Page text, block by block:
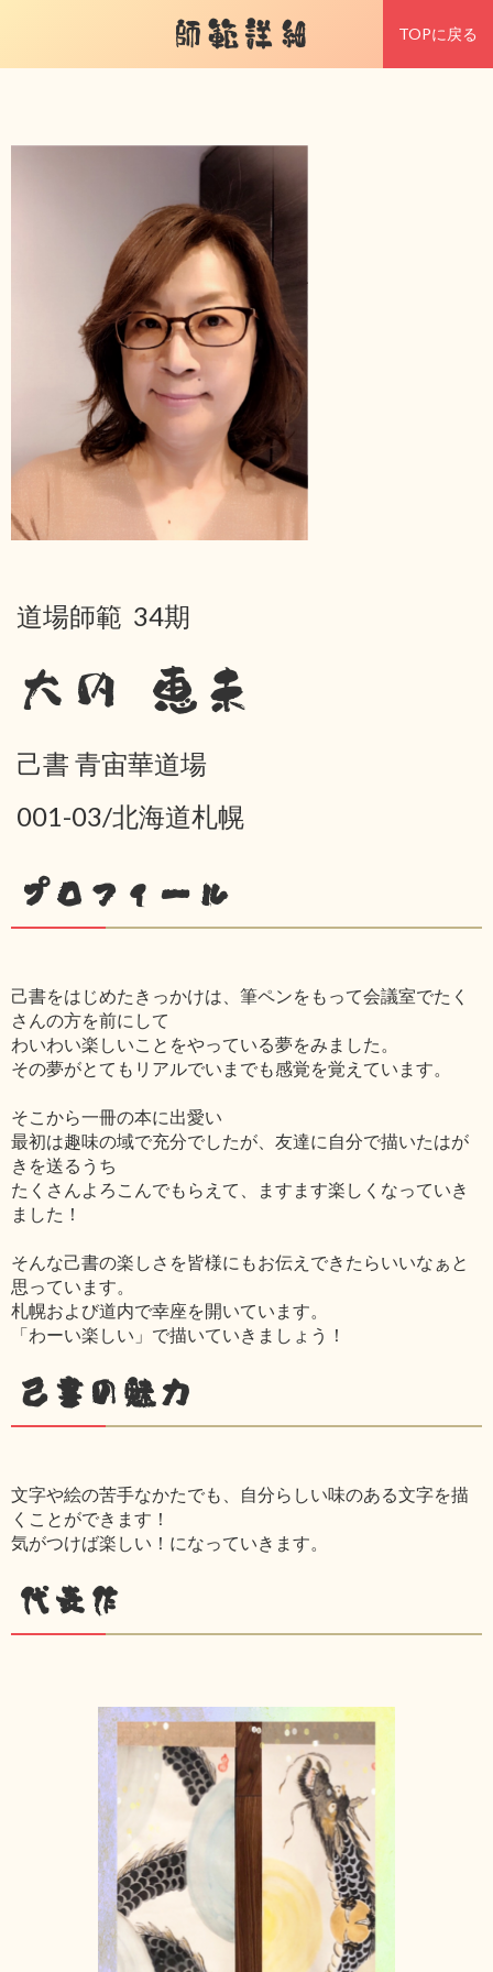
師範詳細 TOPに戻る
道場師範 34期
大内 恵未
己書 青宙華道場
001-03/北海道札幌
プロフィール
己書をはじめたきっかけは、筆ペンをもって会議室でたく
さんの方を前にして
わいわい楽しいことをやっている夢をみました。
その夢がとてもリアルでいまでも感覚を覚えています。
そこから一冊の本に出愛い
最初は趣味の域で充分でしたが、友達に自分で描いたはが
きを送るうち
たくさんよろこんでもらえて、ますます楽しくなっていき
ました！
そんな己書の楽しさを皆様にもお伝えできたらいいなぁと
思っています。
札幌および道内で幸座を開いています。
「わーい楽しい」で描いていきましょう！
己書の魅力
文字や絵の苦手なかたでも、自分らしい味のある文字を描
くことができます！
気がつけば楽しい！になっていきます。
代表作